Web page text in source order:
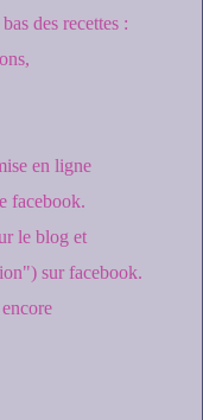
des recettes :
en ligne
facebook.
le blog et
sur facebook.